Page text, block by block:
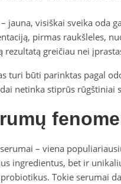
jauna, visiškai sveika oda
pirmas raukšleles,
greičiau nei
turi būti parinktas pagal
netinka stiprūs rūgštiniai
– viena
ingredientus, bet ir
Tokie serumai